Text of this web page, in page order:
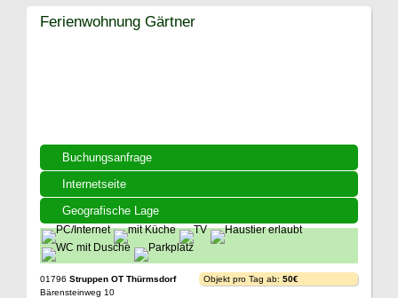
Buchungsanfrage
Internetseite
Geografische Lage
Ferienwohnung Gärtner
01796 Struppen OT Thürmsdorf
Bärensteinweg 10
Objekt pro Tag ab: 50€